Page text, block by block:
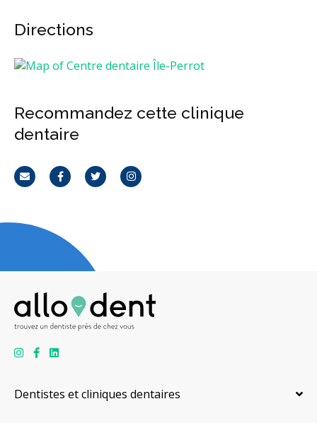
Directions
Recommandez cette clinique
dentaire
CourrielFacebookTwitterInstagram
Dentistes et cliniques dentaires